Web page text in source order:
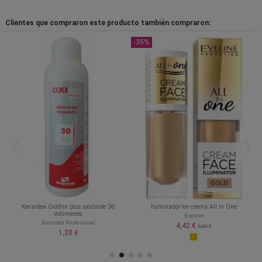
Clientes que compraron este producto también compraron:
Kerantea Oxithin plus oxidante 30
volúmenes
Kerantea Profesional
1,20 €
-35%
Iluminador en crema All in One
Eveline
4,42 € 6,80 €